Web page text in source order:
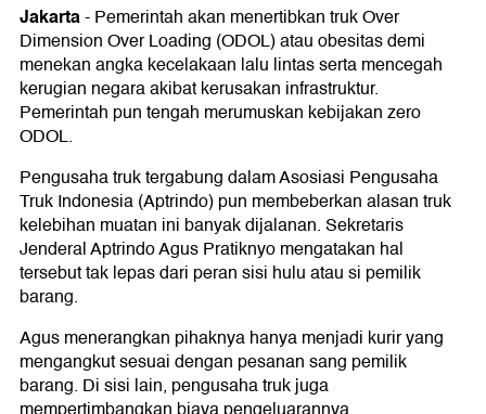
Jakarta-Pemerintah akan menertibkan truk Over
Dimension Over Loading (ODOL) atau obesitas demi
menekan angka kecelakaan lalu lintas serta mencegah
kerugian negara akibat kerusakan infrastruktur.
Pemerintah pun tengah merumuskan kebijakan zero
ODOL.
Pengusaha truk tergabung dalam Asosiasi Pengusaha
Truk Indonesia (Aptrindo) pun membeberkan alasan truk
kelebihan muatan ini banyak dijalanan. Sekretaris
Jenderal Aptrindo Agus Pratiknyo mengatakan hal
tersebut tak lepas dari peran sisi hulu atau si pemilik
barang.
Agus menerangkan pihaknya hanya menjadi kurir yang
mengangkut sesuai dengan pesanan sang pemilik
barang. Di sisi lain, pengusaha truk juga